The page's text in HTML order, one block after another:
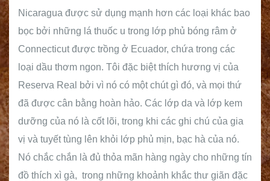
Nicaragua được sử dụng mạnh hơn các loại khác bao
bọc bởi những lá thuốc u trong lớp phủ bóng râm ở
Connecticut được trồng ở Ecuador, chứa trong các
loại dầu thơm ngon. Tôi đặc biệt thích hương vị của
Reserva Real bởi vì nó có một chút gì đó, và mọi thứ
đã được cân bằng hoàn hảo. Các lớp da và lớp kem
dưỡng của nó là cốt lõi, trong khi các ghi chú của gia
vị và tuyết tùng lên khỏi lớp phủ mịn, bạc hà của nó.
Nó chắc chắn là đủ thỏa mãn hàng ngày cho những tín
đồ thích xì gà, trong những khoảnh khắc thư giãn đặc